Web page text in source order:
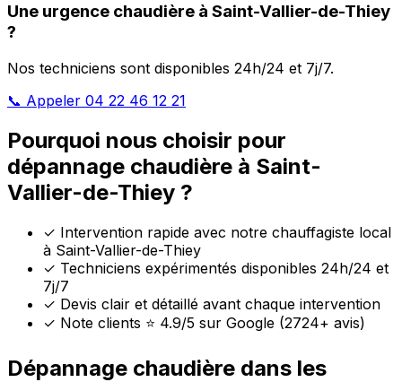
Une urgence chaudière à Saint-Vallier-de-Thiey
?
Nos techniciens sont disponibles 24h/24 et 7j/7.
📞 Appeler 04 22 46 12 21
Pourquoi nous choisir pour
dépannage chaudière à Saint-
Vallier-de-Thiey ?
✓ Intervention rapide avec notre chauffagiste local
à Saint-Vallier-de-Thiey
✓ Techniciens expérimentés disponibles 24h/24 et
7j/7
✓ Devis clair et détaillé avant chaque intervention
✓ Note clients ⭐ 4.9/5 sur Google (2724+ avis)
Dépannage chaudière dans les